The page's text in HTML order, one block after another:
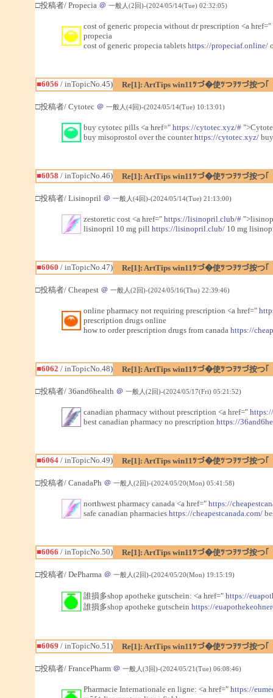
□投稿者/ Propecia ＠ 一般人(2回)-(2024/05/14(Tue) 02:32:05)
cost of generic propecia without dr prescription <a href="
propecia
cost of generic propecia tablets https://propeciaf.online/
■6056 / inTopicNo.45) Re[1]: ArtTips win11ﾂづ�使ﾂつｦﾂづ按つ｢
□投稿者/ Cytotec ＠ 一般人(4回)-(2024/05/14(Tue) 10:13:01)
buy cytotec pills <a href=" https://cytotec.xyz/#
buy misoprostol over the counterhttps://cytotec.xyz/
■6058 / inTopicNo.46) Re[1]: ArtTips win11ﾂづ�使ﾂつｦﾂづ按つ｢
□投稿者/ Lisinopril ＠ 一般人(4回)-(2024/05/14(Tue) 21:13:00)
zestoretic cost <a href=" https://lisinopril.club/#
lisinopril 10 mg pill https://lisinopril.club/10 mg
■6060 / inTopicNo.47) Re[1]: ArtTips win11ﾂづ�使ﾂつｦﾂづ按つ｢
□投稿者/ Cheapest ＠ 一般人(2回)-(2024/05/16(Thu) 22:39:46)
online pharmacy not requiring prescription <a href="
prescription drugs online
how to order prescription drugs from canada https://
■6062 / inTopicNo.48) Re[1]: ArtTips win11ﾂづ�使ﾂつｦﾂづ按つ｢
□投稿者/ 36and6health ＠ 一般人(2回)-(2024/05/17(Fri) 05:21:52)
canadian pharmacy without prescription <a href="
best canadian pharmacy no prescription https://
■6064/ inTopicNo.49) Re[1]: ArtTips win11ﾂづ�使ﾂつｦﾂづ按つ｢
□投稿者/ CanadaPh ＠ 一般人(2回)-(2024/05/20(Mon) 05:41:58)
northwest pharmacy canada <a href=" https://
safe canadian pharmacies https://cheapestcanada.com/
■6066 / inTopicNo.50) Re[1]: ArtTips win11ﾂづ�使ﾂつｦﾂづ按つ｢
□投稿者/ DePharma ＠ 一般人(2回)-(2024/05/20(Mon) 19:15:19)
誰損多shop apotheke gutschein: <a href=" https://
誰損多shop apotheke gutschein https://
■6069 / inTopicNo.51) Re[1]: ArtTips win11ﾂづ�使ﾂつｦﾂづ按つ｢
□投稿者/ FrancePharm ＠ 一般人(3回)-(2024/05/21(Tue) 06:08:46)
Pharmacie Internationale en ligne: <a href=" https://